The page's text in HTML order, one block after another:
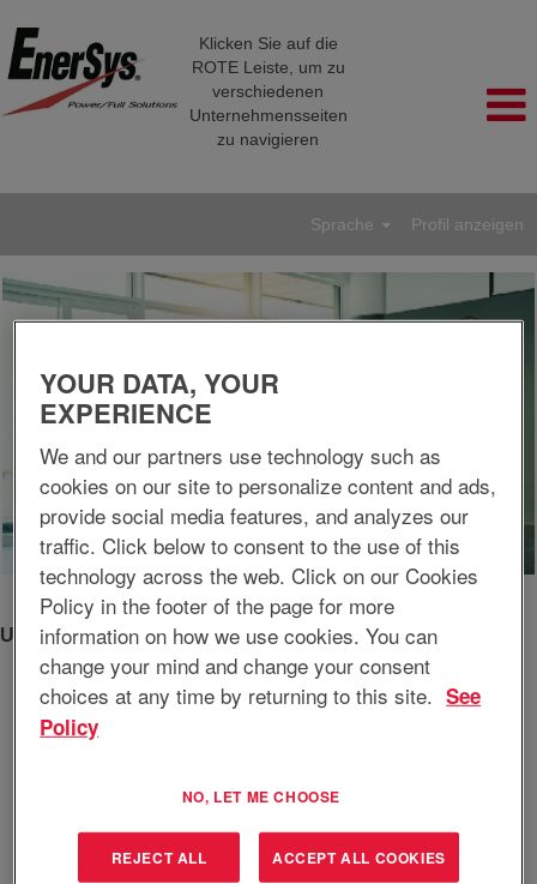
Klicken Sie auf die
ROTE Leiste, um zu
verschiedenen
Unternehmensseiten
zu navigieren
Sprache Profil anzeigen
Unsere Verpflichtung
EnerSys hat sich das Ziel gesetzt, allen qualifizierten Bewerbern
und Mitarbeitern in sämtlichen Beschäftigungsaspekten gleiche
Chancen zu bieten, ohne Berücksichtigung von Geschlecht,
sonstigen gesetzlich geschützten Eigenschaft.
eingeführt, der uns bei der dabei unterstützt, dass unsere
YOUR DATA, YOUR
EXPERIENCE
We and our partners use technology such as
cookies on our site to personalize content and ads,
provide social media features, and analyzes our
traffic. Click below to consent to the use of this
technology across the web. Click on our Cookies
Policy in the footer of the page for more
information on how we use cookies. You can
change your mind and change your consent
choices at any time by returning to this site. See
Policy
NO, LET ME CHOOSE
REJECT ALL ACCEPT ALL COOKIES